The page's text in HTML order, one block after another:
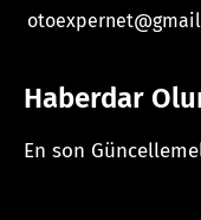
Haberdar
En son